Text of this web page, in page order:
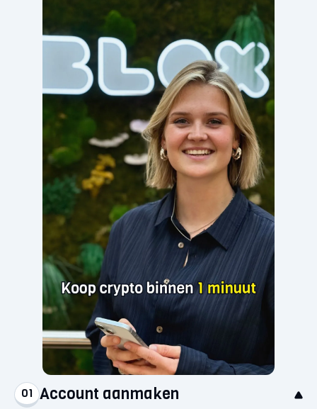
01 Account aanmaken